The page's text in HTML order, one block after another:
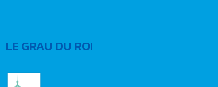
LE GRAU DU ROI